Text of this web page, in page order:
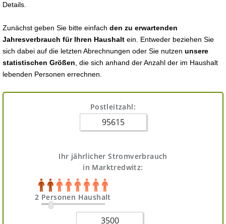
Details.
Zunächst geben Sie bitte einfach den zu erwartenden
Jahresverbrauch für Ihren Haushalt ein. Entweder beziehen Sie
sich dabei auf die letzten Abrechnungen oder Sie nutzen unsere
statistischen Größen , die sich anhand der Anzahl der im Haushalt
lebenden Personen errechnen.
Postleitzahl:
Ihr jährlicher Stromverbrauch
in Marktredwitz:
2 Personen Haushalt